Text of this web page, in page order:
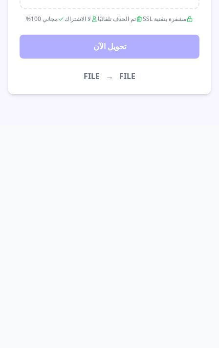
مشفرة بتقنية SSL تم الحذف تلقائيًا لا الاشتراك مجاني 100%
تحويل الآن
FILE → FILE